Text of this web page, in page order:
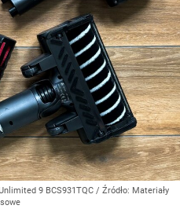
9 BCS931TQC / Źródło: Materiały